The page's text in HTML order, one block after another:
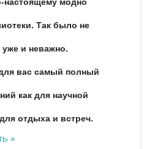
Так было не
уже и неважно.
вас самый полный
как для научной
отдыха и встреч.
»